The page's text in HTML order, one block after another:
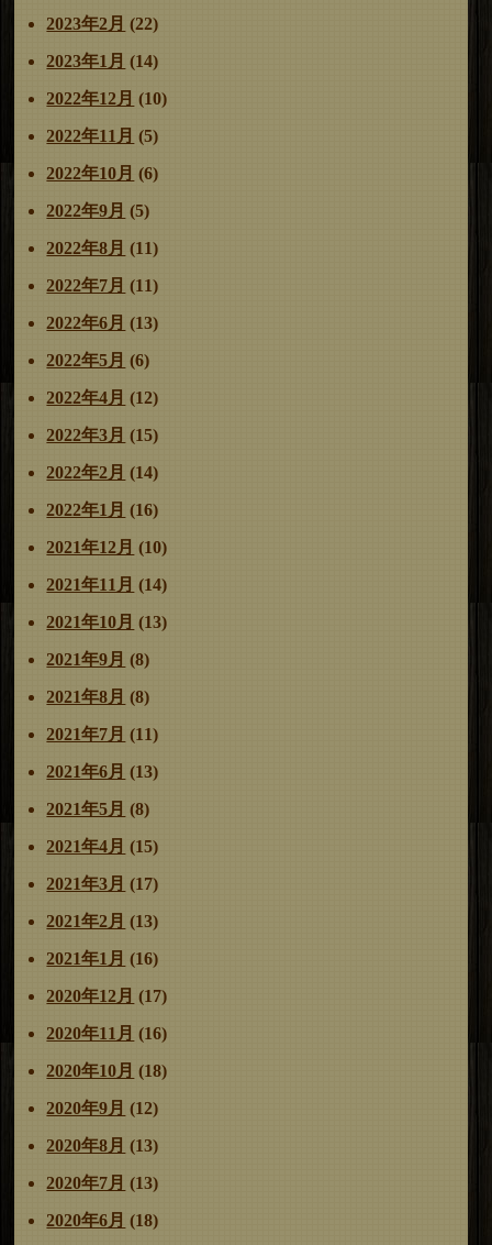
2023年2月 (22)
2023年1月 (14)
2022年12月 (10)
2022年11月 (5)
2022年10月 (6)
2022年9月 (5)
2022年8月 (11)
2022年7月 (11)
2022年6月 (13)
2022年5月 (6)
2022年4月 (12)
2022年3月 (15)
2022年2月 (14)
2022年1月 (16)
2021年12月 (10)
2021年11月 (14)
2021年10月 (13)
2021年9月 (8)
2021年8月 (8)
2021年7月 (11)
2021年6月 (13)
2021年5月 (8)
2021年4月 (15)
2021年3月 (17)
2021年2月 (13)
2021年1月 (16)
2020年12月 (17)
2020年11月 (16)
2020年10月 (18)
2020年9月 (12)
2020年8月 (13)
2020年7月 (13)
2020年6月 (18)